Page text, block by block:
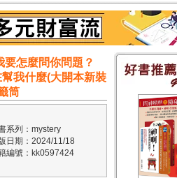
要怎麼問你問題？
我什麼(大開本新裝
筒
系列：mystery
日期：2024/11/18
編號：kk0597424